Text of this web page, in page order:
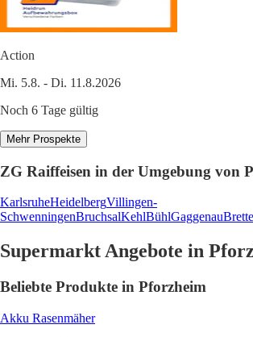
Action
Mi. 5.8. - Di. 11.8.2026
Noch 6 Tage gültig
Mehr Prospekte
ZG Raiffeisen in der Umgebung von
KarlsruheHeidelbergVillingen-
SchwenningenBruchsalKehlBühlGaggenau
Supermarkt Angebote in
Beliebte Produkte in Pforzheim
Akku Rasenmäher